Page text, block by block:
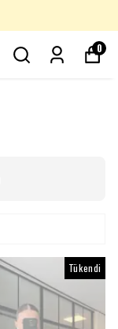
0
Tükendi